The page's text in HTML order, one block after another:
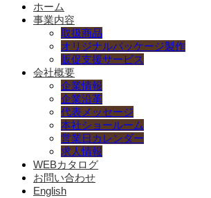
ホーム
事業内容
取扱商品
オリジナルパッケージ製作
販促支援サービス
会社概要
企業情報
企業沿革
代表メッセージ
本社ショールーム
営業日カレンダー
求人情報
WEBカタログ
お問い合わせ
English